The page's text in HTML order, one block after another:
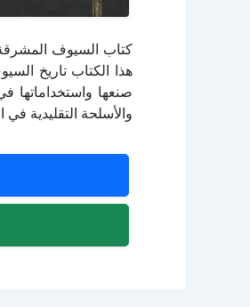
كتاب السيوف
هذا الكتاب تاريخ
صنعها واستخداماتها
والأسلحة التقليدية في